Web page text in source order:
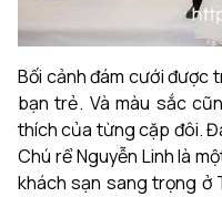
Bối cảnh đám cưới được
bạn trẻ. Và màu sắc
thích của từng cặp đôi.
Chú rể Nguyễn Linh là
khách sạn sang trọng ở